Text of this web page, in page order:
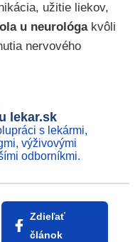
užitie liekov,
u neurológakvôli
nervového
lekar.sk
s lekármi,
výživovými
odborníkmi.
Zdieľať
článok